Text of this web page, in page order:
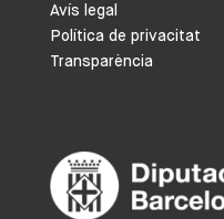
Avís legal
Política de privacitat
Transparència